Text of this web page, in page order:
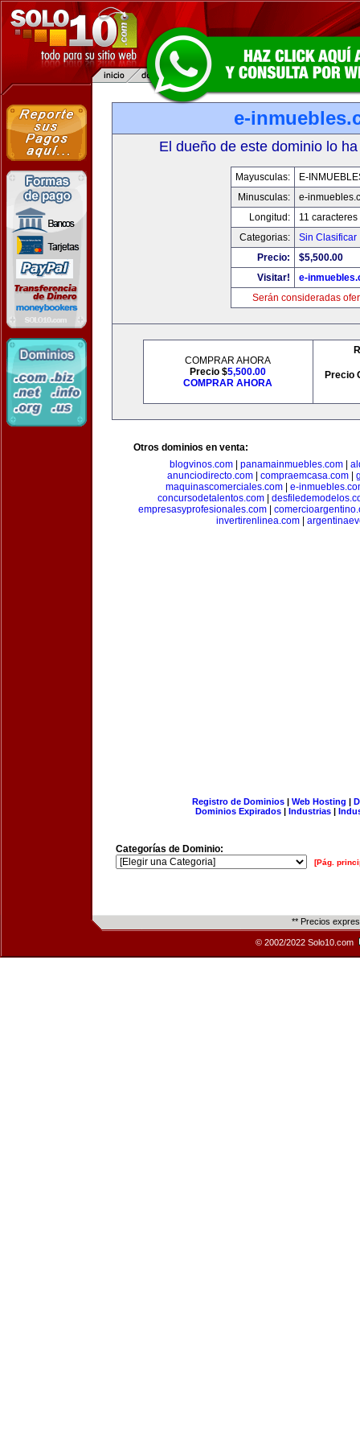
e-
El dueño de este dominio lo
Mayusculas:
E-
Minusculas:
e-
Longitud:
11 caracteres
Categorias:
Sin Clasificar
Precio:
$5,500.00
Visitar!
e-
Serán consideradas
COMPRAR AHORA
Precio $5,500.00
COMPRAR AHORA
Precio
Otros dominios en venta:
blogvinos.com| panamainmuebles.com|
anunciodirecto.com| compraemcasa.com|
maquinascomerciales.com
e-
concursodetalentos.com|
empresasyprofesionales.com|
invertirenlinea.com
Registro de Dominios| Web Hosting |
Dominios Expirados | Industrias |
Categorías de Dominio:
[Pág.
** Precios
© 2002/2022 Solo10.com